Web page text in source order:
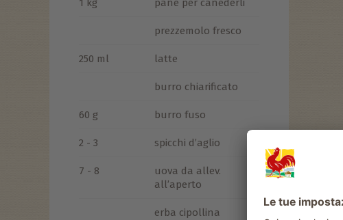
1 kg pane per canederli
prezzemolo fresco
250 ml latte
burro chiarificato
60 g burro fuso
2 - 3 spicchi d’aglio
7 - 8
uova da allev.
all’aperto
erba cipollina